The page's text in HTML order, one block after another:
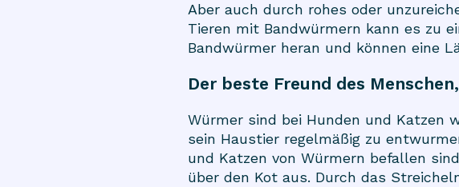
Aber auch durch rohes oder
Tieren mit Bandwürmern kann es zu
Bandwürmer heran und können eine
Der beste Freund des
Würmer sind bei Hunden und Katzen
sein Haustier regelmäßig zu
und Katzen von Würmern befallen
über den Kot aus. Durch das